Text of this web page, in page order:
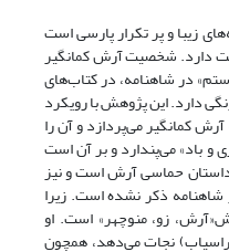
زیبا و پر تکرار پارسی است
دارد. شخصیت آرش کمانگیر
در شاهنامه، در کتاب‌های
دارد. این پژوهش با رویکرد
کمانگیر می‌پردازد و آن را
و باد» می‌پندارد و بر آن است
حماسی آرش است و نیز
ذکر نشده است. زیرا
زو، منوچهر» است. او
نجات می‌دهد، همچون